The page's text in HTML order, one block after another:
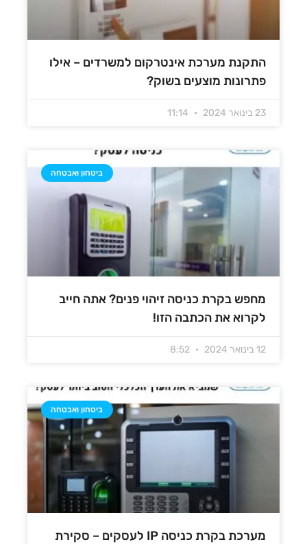
התקנת מערכת אינטרקום למשרדים – אילו
פתרונות מוצעים בשוק?
23 בינואר 2024
ביטחון ואבטחה
מחפש בקרת כניסה זיהוי פנים? אתה חייב
לקרוא את הכתבה הזו!
12 בינואר 2024
ביטחון ואבטחה
מערכת בקרת כניסה IP לעסקים – סקירת